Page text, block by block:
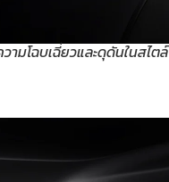
มโฉบเฉี่ยวและดุดันในสไตล์